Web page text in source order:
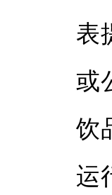
表
或
饮
运